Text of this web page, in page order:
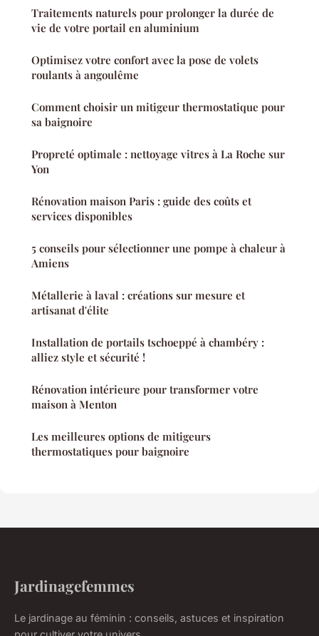
Traitements naturels pour prolonger la durée de
vie de votre portail en aluminium
Optimisez votre confort avec la pose de volets
roulants à angoulême
Comment choisir un mitigeur thermostatique pour
sa baignoire
Propreté optimale : nettoyage vitres à La Roche sur
Yon
Rénovation maison Paris : guide des coûts et
services disponibles
5 conseils pour sélectionner une pompe à chaleur à
Amiens
Métallerie à laval : créations sur mesure et
artisanat d'élite
Installation de portails tschoeppé à chambéry :
alliez style et sécurité !
Rénovation intérieure pour transformer votre
maison à Menton
Les meilleures options de mitigeurs
thermostatiques pour baignoire
Jardinagefemmes
Le jardinage au féminin : conseils, astuces et inspiration